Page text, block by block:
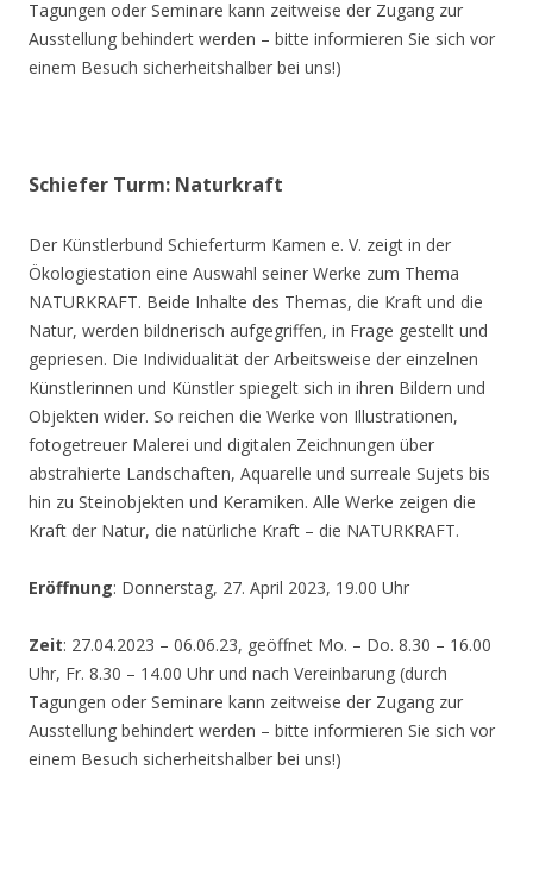
Tagungen oder Seminare kann zeitweise der Zugang zur
Ausstellung behindert werden – bitte informieren Sie sich vor
einem Besuch sicherheitshalber bei uns!)
Schiefer Turm: Naturkraft
Der Künstlerbund Schieferturm Kamen e. V. zeigt in der
Ökologiestation eine Auswahl seiner Werke zum Thema
NATURKRAFT. Beide Inhalte des Themas, die Kraft und die
Natur, werden bildnerisch aufgegriffen, in Frage gestellt und
gepriesen. Die Individualität der Arbeitsweise der einzelnen
Künstlerinnen und Künstler spiegelt sich in ihren Bildern und
Objekten wider. So reichen die Werke von Illustrationen,
fotogetreuer Malerei und digitalen Zeichnungen über
abstrahierte Landschaften, Aquarelle und surreale Sujets bis
hin zu Steinobjekten und Keramiken. Alle Werke zeigen die
Kraft der Natur, die natürliche Kraft – die NATURKRAFT.
Eröffnung: Donnerstag, 27. April 2023, 19.00 Uhr
Zeit: 27.04.2023 – 06.06.23, geöffnet Mo. – Do. 8.30 – 16.00
Uhr, Fr. 8.30 – 14.00 Uhr und nach Vereinbarung (durch
Tagungen oder Seminare kann zeitweise der Zugang zur
Ausstellung behindert werden – bitte informieren Sie sich vor
einem Besuch sicherheitshalber bei uns!)